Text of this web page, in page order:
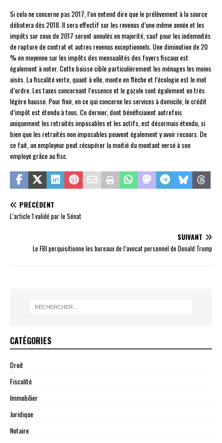
Si cela ne concerne pas 2017, l’on entend dire que le prélèvement à la source
débutera dès 2018. Il sera effectif sur les revenus d’une même année et les
impôts sur ceux de 2017 seront annulés en majorité, sauf pour les indemnités
de rupture de contrat et autres revenus exceptionnels. Une diminution de 20
% en moyenne sur les impôts des mensualités des foyers fiscaux est
également à noter. Cette baisse cible particulièrement les ménages les moins
aisés. La fiscalité verte, quant à elle, monte en flèche et l’écologie est le mot
d’ordre. Les taxes concernant l’essence et le gazole sont également en très
légère hausse. Pour finir, en ce qui concerne les services à domicile, le crédit
d’impôt est étendu à tous. Ce dernier, dont bénéficiaient autrefois
uniquement les retraités imposables et les actifs, est désormais étendu, si
bien que les retraités non imposables peuvent également y avoir recours. De
ce fait, un employeur peut récupérer la moitié du montant versé à son
employé grâce au fisc.
PRÉCÉDENT
L’article 1 validé par le Sénat
SUIVANT
Le FBI perquisitionne les bureaux de l’avocat personnel de Donald Trump
CATÉGORIES
Droit
Fiscalité
Immobilier
Juridique
Notaire